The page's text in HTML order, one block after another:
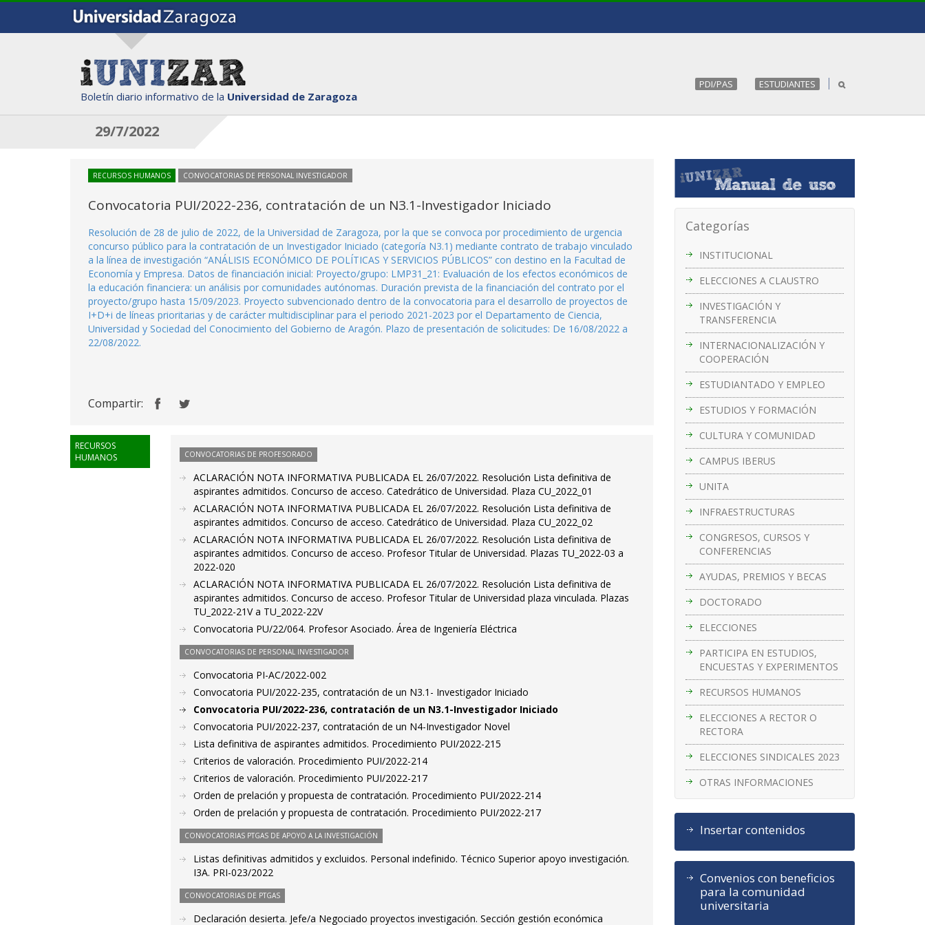
Boletín diario informativo de la Universidad de Zaragoza
PDI/PAS ESTUDIANTES
29/7/2022
Categorías
INSTITUCIONAL
ELECCIONES A CLAUSTRO
INVESTIGACIÓN Y
TRANSFERENCIA
INTERNACIONALIZACIÓN Y
COOPERACIÓN
ESTUDIANTADO Y EMPLEO
ESTUDIOS Y FORMACIÓN
CULTURA Y COMUNIDAD
CAMPUS IBERUS
UNITA
INFRAESTRUCTURAS
CONGRESOS, CURSOS Y
CONFERENCIAS
AYUDAS, PREMIOS Y BECAS
DOCTORADO
ELECCIONES
PARTICIPA EN ESTUDIOS,
ENCUESTAS Y EXPERIMENTOS
RECURSOS HUMANOS
ELECCIONES A RECTOR O
RECTORA
ELECCIONES SINDICALES 2023
OTRAS INFORMACIONES
Insertar contenidos
Convenios con beneficios
para la comunidad
universitaria
RECURSOS HUMANOS CONVOCATORIAS DE PERSONAL INVESTIGADOR
Convocatoria PUI/2022-236, contratación de un N3.1-Investigador Iniciado
Resolución de 28 de julio de 2022, de la Universidad de Zaragoza, por la que se convoca por procedimiento de urgencia
concurso público para la contratación de un Investigador Iniciado (categoría N3.1) mediante contrato de trabajo vinculado
a la línea de investigación “ANÁLISIS ECONÓMICO DE POLÍTICAS Y SERVICIOS PÚBLICOS” con destino en la Facultad de
Economía y Empresa. Datos de financiación inicial: Proyecto/grupo: LMP31_21: Evaluación de los efectos económicos de
la educación financiera: un análisis por comunidades autónomas. Duración prevista de la financiación del contrato por el
proyecto/grupo hasta 15/09/2023. Proyecto subvencionado dentro de la convocatoria para el desarrollo de proyectos de
I+D+i de líneas prioritarias y de carácter multidisciplinar para el periodo 2021-2023 por el Departamento de Ciencia,
Universidad y Sociedad del Conocimiento del Gobierno de Aragón. Plazo de presentación de solicitudes: De 16/08/2022 a
22/08/2022.
Compartir:
RECURSOS
HUMANOS
CONVOCATORIAS DE PROFESORADO
ACLARACIÓN NOTA INFORMATIVA PUBLICADA EL 26/07/2022. Resolución Lista definitiva de
aspirantes admitidos. Concurso de acceso. Catedrático de Universidad. Plaza CU_2022_01
ACLARACIÓN NOTA INFORMATIVA PUBLICADA EL 26/07/2022. Resolución Lista definitiva de
aspirantes admitidos. Concurso de acceso. Catedrático de Universidad. Plaza CU_2022_02
ACLARACIÓN NOTA INFORMATIVA PUBLICADA EL 26/07/2022. Resolución Lista definitiva de
aspirantes admitidos. Concurso de acceso. Profesor Titular de Universidad. Plazas TU_2022-03 a
2022-020
ACLARACIÓN NOTA INFORMATIVA PUBLICADA EL 26/07/2022. Resolución Lista definitiva de
aspirantes admitidos. Concurso de acceso. Profesor Titular de Universidad plaza vinculada. Plazas
TU_2022-21V a TU_2022-22V
Convocatoria PU/22/064. Profesor Asociado. Área de Ingeniería Eléctrica
CONVOCATORIAS DE PERSONAL INVESTIGADOR
Convocatoria PI-AC/2022-002
Convocatoria PUI/2022-235, contratación de un N3.1- Investigador Iniciado
Convocatoria PUI/2022-236, contratación de un N3.1-Investigador Iniciado
Convocatoria PUI/2022-237, contratación de un N4-Investigador Novel
Lista definitiva de aspirantes admitidos. Procedimiento PUI/2022-215
Criterios de valoración. Procedimiento PUI/2022-214
Criterios de valoración. Procedimiento PUI/2022-217
Orden de prelación y propuesta de contratación. Procedimiento PUI/2022-214
Orden de prelación y propuesta de contratación. Procedimiento PUI/2022-217
CONVOCATORIAS PTGAS DE APOYO A LA INVESTIGACIÓN
Listas definitivas admitidos y excluidos. Personal indefinido. Técnico Superior apoyo investigación.
I3A. PRI-023/2022
CONVOCATORIAS DE PTGAS
Declaración desierta. Jefe/a Negociado proyectos investigación. Sección gestión económica